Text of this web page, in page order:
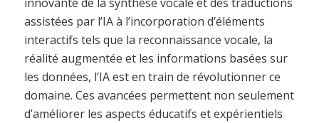
assistées par l’IA à l’incorporation d’éléments
interactifs tels que la reconnaissance vocale, la
réalité augmentée et les informations basées sur
les données, l’IA est en train de révolutionner ce
domaine. Ces avancées permettent non seulement
d’améliorer les aspects éducatifs et expérientiels